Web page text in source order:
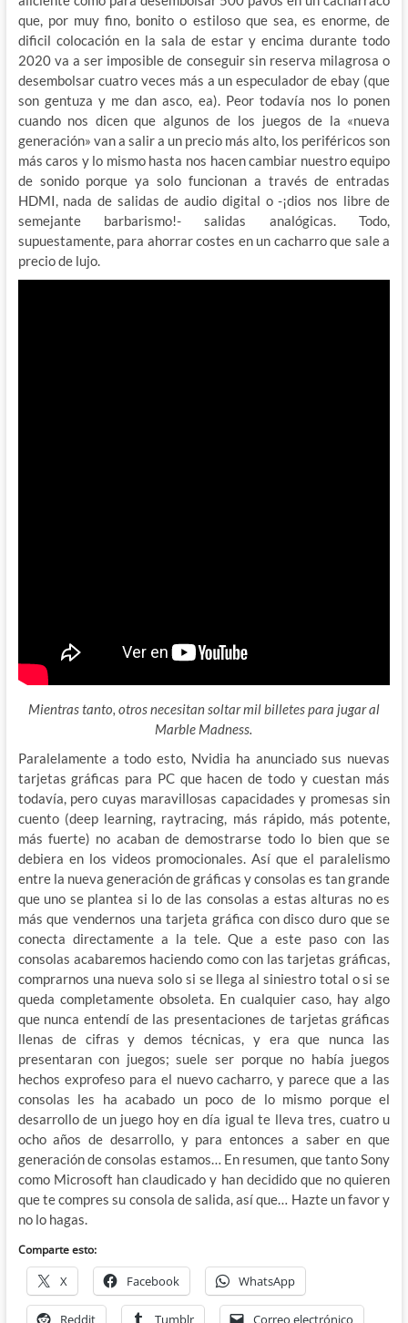
que, por muy fino, bonito o estiloso que sea, es enorme, de
dificil colocación en la sala de estar y encima durante todo
2020 va a ser imposible de conseguir sin reserva milagrosa o
desembolsar cuatro veces más a un especulador de ebay (que
son gentuza y me dan asco, ea). Peor todavía nos lo ponen
cuando nos dicen que algunos de los juegos de la «nueva
generación» van a salir a un precio más alto, los periféricos son
más caros y lo mismo hasta nos hacen cambiar nuestro equipo
de sonido porque ya solo funcionan a través de entradas
HDMI, nada de salidas de audio digital o -¡dios nos libre de
semejante barbarismo!- salidas analógicas. Todo,
supuestamente, para ahorrar costes en un cacharro que sale a
precio de lujo.
Mientras tanto, otros necesitan soltar mil billetes para jugar al
Marble Madness.
Paralelamente a todo esto, Nvidia ha anunciado sus nuevas
tarjetas gráficas para PC que hacen de todo y cuestan más
todavía, pero cuyas maravillosas capacidades y promesas sin
cuento (deep learning, raytracing, más rápido, más potente,
más fuerte) no acaban de demostrarse todo lo bien que se
debiera en los videos promocionales. Así que el paralelismo
entre la nueva generación de gráficas y consolas es tan grande
que uno se plantea si lo de las consolas a estas alturas no es
más que vendernos una tarjeta gráfica con disco duro que se
conecta directamente a la tele. Que a este paso con las
consolas acabaremos haciendo como con las tarjetas gráficas,
comprarnos una nueva solo si se llega al siniestro total o si se
queda completamente obsoleta. En cualquier caso, hay algo
que nunca entendí de las presentaciones de tarjetas gráficas
llenas de cifras y demos técnicas, y era que nunca las
presentaran con juegos; suele ser porque no había juegos
hechos exprofeso para el nuevo cacharro, y parece que a las
consolas les ha acabado un poco de lo mismo porque el
desarrollo de un juego hoy en día igual te lleva tres, cuatro u
ocho años de desarrollo, y para entonces a saber en que
generación de consolas estamos… En resumen, que tanto Sony
como Microsoft han claudicado y han decidido que no quieren
que te compres su consola de salida, así que… Hazte un favor y
no lo hagas.
Comparte esto:
X Facebook WhatsApp
Reddit Tumblr Correo electrónico